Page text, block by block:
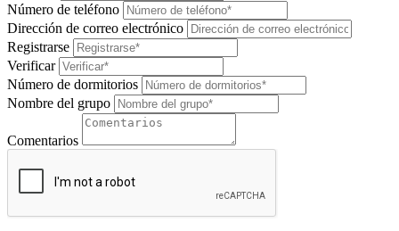
Número de teléfono
Dirección de correo electrónico
Registrarse
Verificar
Número de dormitorios
Nombre del grupo
Comentarios